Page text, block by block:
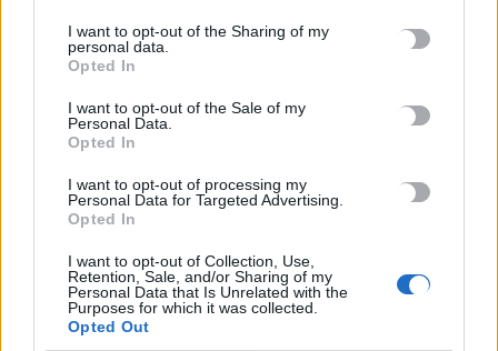
I want to opt-out of the Sharing of my
personal data.
Opted In
I want to opt-out of the Sale of my
Personal Data.
Opted In
I want to opt-out of processing my
Personal Data for Targeted Advertising.
Opted In
I want to opt-out of Collection, Use,
Retention, Sale, and/or Sharing of my
Personal Data that Is Unrelated with the
Purposes for which it was collected.
Opted Out
Δευτέρας (2/2), ο Ρουβίκωνας στα κεντρικά γραφεία της
μπισκοτοβιομηχανίας «ΒΙΟΛΑΝΤΑ ΑΕ»…